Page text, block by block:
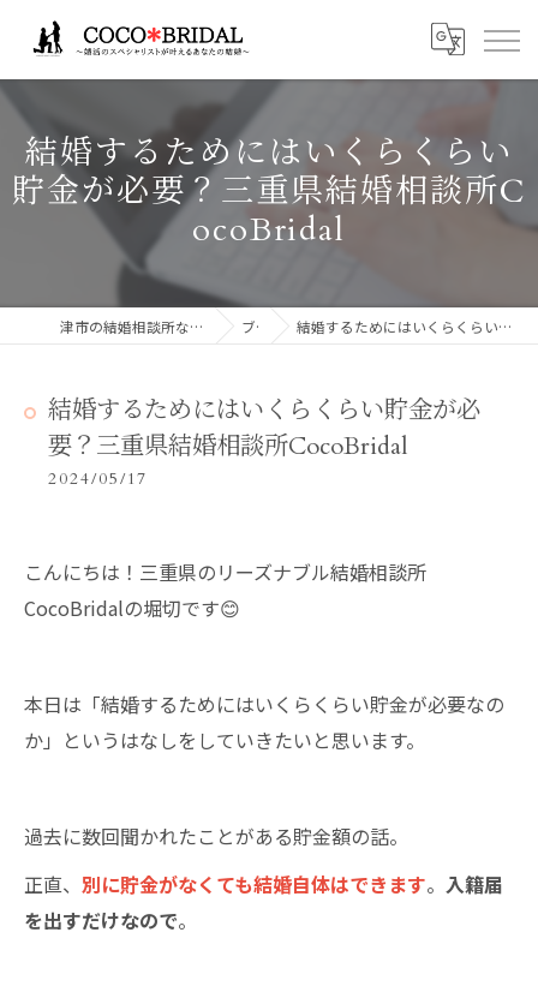
結婚するためにはいくらくらい
貯金が必要？三重県結婚相談所C
ocoBridal
津市の結婚相談所ならCocoBridalココブライダル ブログ 結婚するためにはいくらくらい貯金が必要？三重県結婚相談所CocoBridal
結婚するためにはいくらくらい貯金が必
要？三重県結婚相談所CocoBridal
2024/05/17
こんにちは！三重県のリーズナブル結婚相談所
CocoBridalの堀切です😊
本日は「結婚するためにはいくらくらい貯金が必要なの
か」というはなしをしていきたいと思います。
過去に数回聞かれたことがある貯金額の話。
正直、 別に貯金がなくても結婚自体はできます。 入籍届
を出すだけなので。